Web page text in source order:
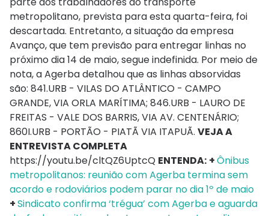
metropolitano, prevista para esta quarta-feira, foi
descartada. Entretanto, a situação da empresa
Avanço, que tem previsão para entregar linhas no
próximo dia 14 de maio, segue indefinida. Por meio de
nota, a Agerba detalhou que as linhas absorvidas
são: 841.URB - VILAS DO ATLÂNTICO - CAMPO
GRANDE, VIA ORLA MARÍTIMA; 846.URB - LAURO DE
FREITAS - VALE DOS BARRIS, VIA AV. CENTENÁRIO;
860I.URB - PORTÃO - PIATÃ VIA ITAPUÃ. VEJA A
ENTREVISTA COMPLETA
https://youtu.be/cltQZ6UptcQ ENTENDA: +Ônibus
metropolitanos: reunião com Agerba termina sem
acordo e rodoviários podem parar no dia 1º de maio
+Sindicato confirma ‘trégua’ com Agerba e aguarda